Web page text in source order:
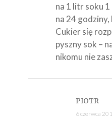
na 1 litr soku
na 24
Cukier się
pyszny sok –
nikomu nie
PIOTR
6 czerwca